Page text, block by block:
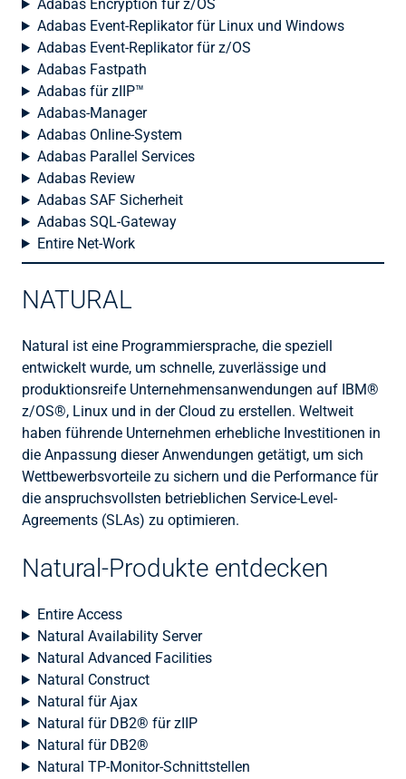
Adabas Encryption für z/OS
Adabas Event-Replikator für Linux und Windows
Adabas Event-Replikator für z/OS
Adabas Fastpath
Adabas für zIIP™
Adabas-Manager
Adabas Online-System
Adabas Parallel Services
Adabas Review
Adabas SAF Sicherheit
Adabas SQL-Gateway
Entire Net-Work
NATURAL
Natural ist eine Programmiersprache, die speziell
entwickelt wurde, um schnelle, zuverlässige und
produktionsreife Unternehmensanwendungen auf IBM®
z/OS®, Linux und in der Cloud zu erstellen. Weltweit
haben führende Unternehmen erhebliche Investitionen in
die Anpassung dieser Anwendungen getätigt, um sich
Wettbewerbsvorteile zu sichern und die Performance für
die anspruchsvollsten betrieblichen Service-Level-
Agreements (SLAs) zu optimieren.
Natural-Produkte entdecken
Entire Access
Natural Availability Server
Natural Advanced Facilities
Natural Construct
Natural für Ajax
Natural für DB2® für zIIP
Natural für DB2®
Natural TP-Monitor-Schnittstellen